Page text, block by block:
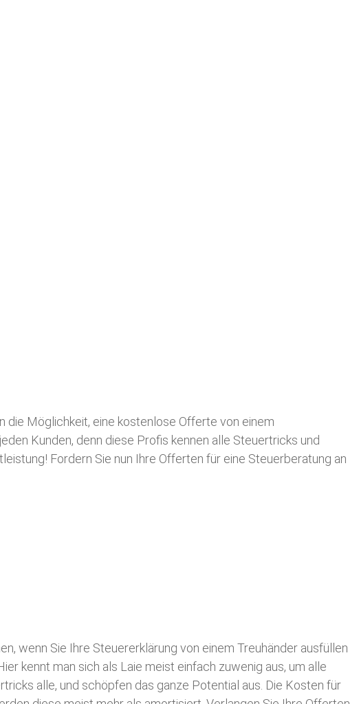
die Möglichkeit, eine kostenlose Offerte von einem
Kunden, denn diese Profis kennen alle Steuertricks und
Fordern Sie nun Ihre Offerten für eine Steuerberatung an
wenn Sie Ihre Steuererklärung von einem Treuhänder ausfüllen
kennt man sich als Laie meist einfach zuwenig aus, um alle
alle, und schöpfen das ganze Potential aus. Die Kosten für